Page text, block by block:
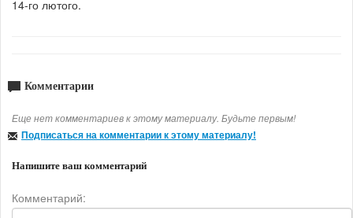
14-го лютого.
Комментарии
Еще нет комментариев к этому материалу. Будьте первым!
Подписаться на комментарии к этому материалу!
Напишите ваш комментарий
Комментарий: